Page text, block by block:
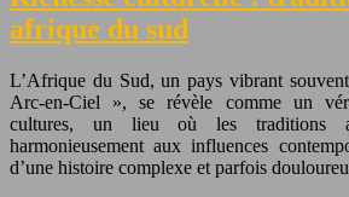
afrique du sud
L’Afrique du Sud, un pays vibrant
Arc-en-Ciel », se révèle comme un
cultures, un lieu où les traditions
harmonieusement aux influences
d’une histoire complexe et parfois